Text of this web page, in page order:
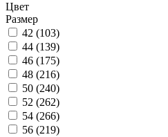
Цвет
Размер
42 (103)
44 (139)
46 (175)
48 (216)
50 (240)
52 (262)
54 (266)
56 (219)